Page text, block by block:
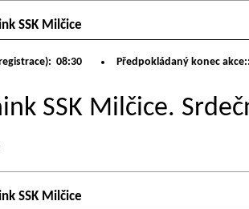
SSK Milčice
08:30 Předpokládaný konec
SSK Milčice.
SSK Milčice